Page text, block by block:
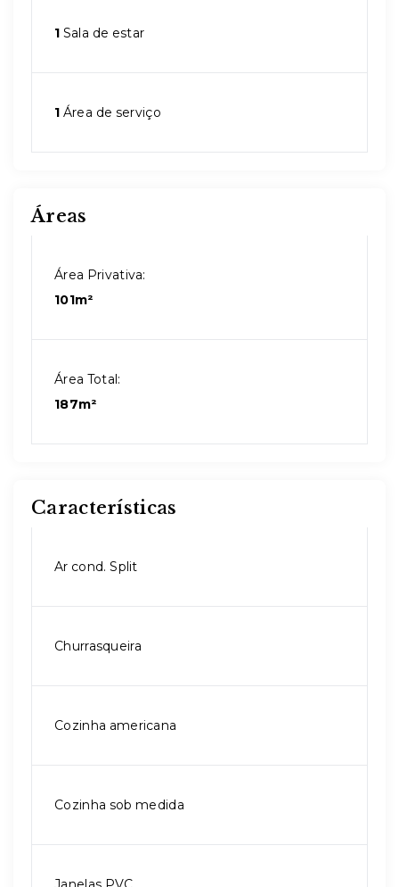
1 Sala de estar
1 Área de serviço
Áreas
Área Privativa:
101m²
Área Total:
187m²
Características
Ar cond. Split
Churrasqueira
Cozinha americana
Cozinha sob medida